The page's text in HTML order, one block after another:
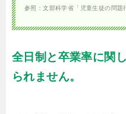
参照：文部科学省「児童生徒の問題
全日制と卒業率に関
られません。